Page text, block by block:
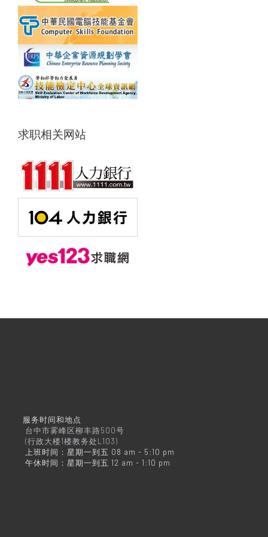
求职相关网站
服务时间和地点
台中市雾峰区柳丰路500号
(行政大楼1楼教务处L103)
上班时间：星期一到五 08 am - 5:10 pm
午休时间：星期一到五 12 am - 1:10 pm